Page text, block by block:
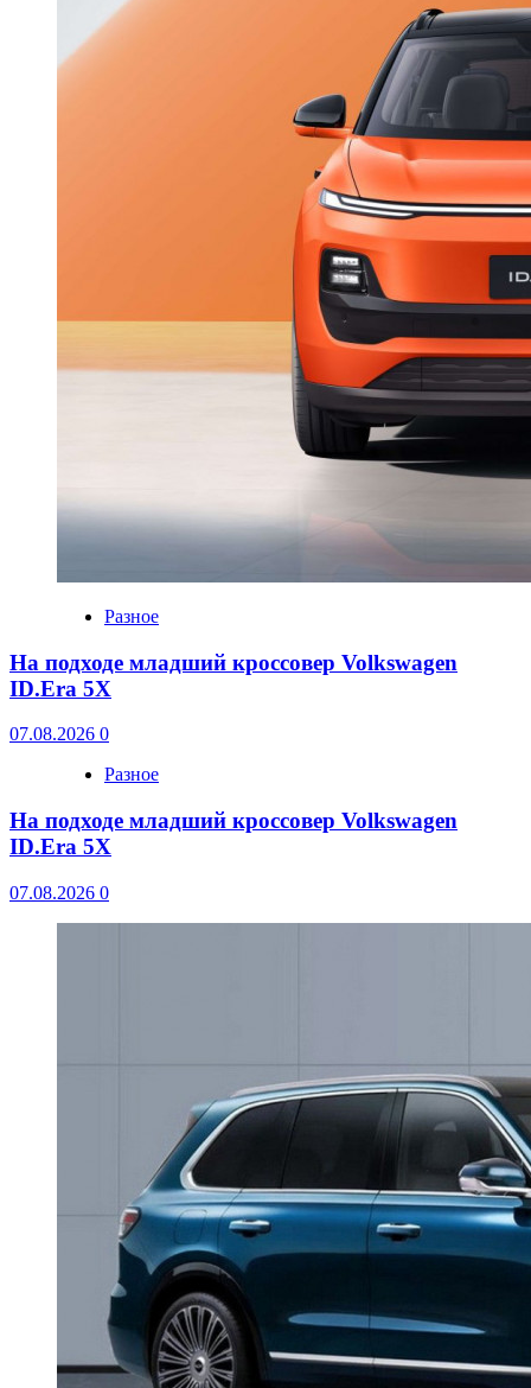
Разное
На подходе младший кроссовер Volkswagen
ID.Era 5X
07.08.2026 0
Разное
На подходе младший кроссовер Volkswagen
ID.Era 5X
07.08.2026 0